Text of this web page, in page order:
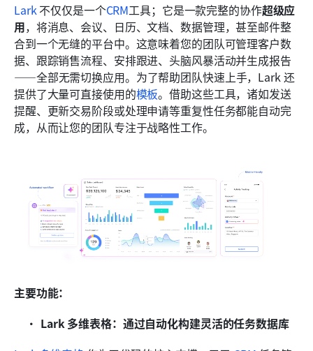
Lark 不仅仅是一个CRM工具；它是一款完整的协作超级应
用，将消息、会议、日历、文档、数据管理，甚至邮件整
合到一个无缝的平台中。这意味着您的团队可管理客户数
据、跟踪销售流程、安排跟进、头脑风暴活动并生成报告
——全部无需切换应用。为了帮助团队快速上手，Lark 还
提供了大量可直接使用的模板。借助这些工具，诸如发送
提醒、更新交易阶段或处理申请等重复性任务都能自动完
成，从而让您的团队专注于战略性工作。
主要功能：
Lark 多维表格：通过自动化构建灵活的任务数据库